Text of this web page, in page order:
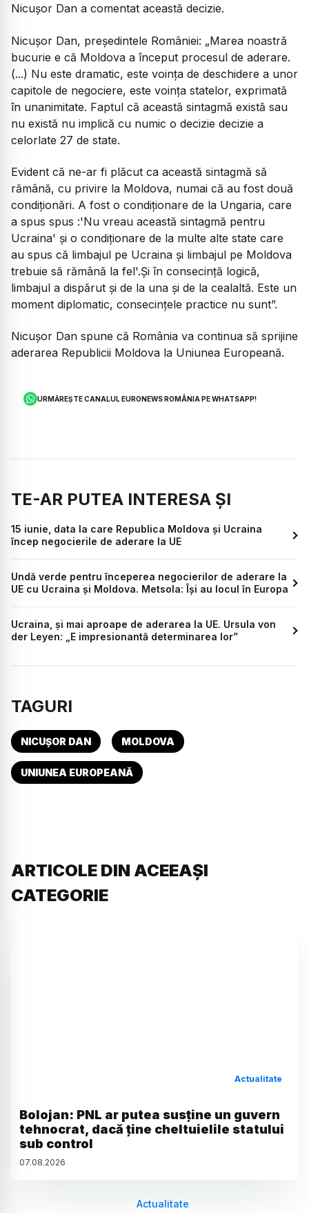
Nicușor Dan a comentat această decizie.
Nicușor Dan, președintele României: „Marea noastră
bucurie e că Moldova a început procesul de aderare.
(...) Nu este dramatic, este voința de deschidere a unor
capitole de negociere, este voința statelor, exprimată
în unanimitate. Faptul că această sintagmă există sau
nu există nu implică cu numic o decizie decizie a
celorlate 27 de state.
Evident că ne-ar fi plăcut ca această sintagmă să
rămână, cu privire la Moldova, numai că au fost două
condiționări. A fost o condiționare de la Ungaria, care
a spus spus :'Nu vreau această sintagmă pentru
Ucraina' și o condiționare de la multe alte state care
au spus că limbajul pe Ucraina și limbajul pe Moldova
trebuie să rămână la fel'.Și în consecință logică,
limbajul a dispărut și de la una și de la cealaltă. Este un
moment diplomatic, consecințele practice nu sunt”.
Nicușor Dan spune că România va continua să sprijine
aderarea Republicii Moldova la Uniunea Europeană.
URMĂREȘTE CANALUL EURONEWS ROMÂNIA PE WHATSAPP!
TE-AR PUTEA INTERESA ȘI
15 iunie, data la care Republica Moldova și Ucraina
încep negocierile de aderare la UE
Undă verde pentru începerea negocierilor de aderare la
UE cu Ucraina și Moldova. Metsola: Își au locul în Europa
Ucraina, și mai aproape de aderarea la UE. Ursula von
der Leyen: „E impresionantă determinarea lor”
TAGURI
NICUȘOR DAN MOLDOVA
UNIUNEA EUROPEANĂ
ARTICOLE DIN ACEEAȘI
CATEGORIE
Actualitate
Bolojan: PNL ar putea susține un guvern
tehnocrat, dacă ține cheltuielile statului
sub control
07.08.2026
Actualitate